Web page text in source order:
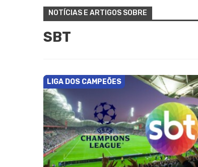
NOTÍCIAS E ARTIGOS SOBRE
SBT
LIGA DOS CAMPEÕES